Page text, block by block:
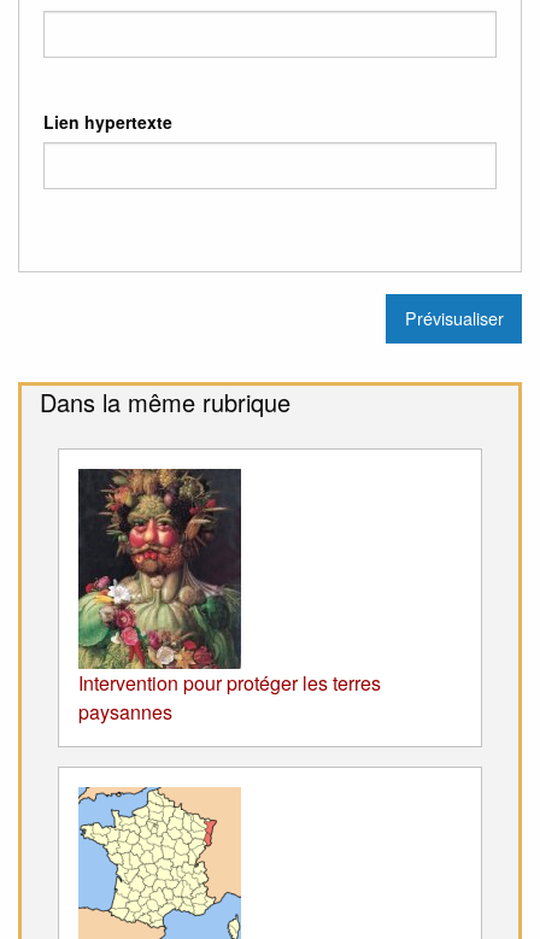
Lien hypertexte
Dans la même rubrique
Intervention pour protéger les terres
paysannes